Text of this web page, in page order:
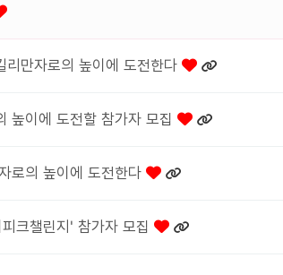
만자로의 높이에 도전한다
높이에 도전할 참가자 모집
로의 높이에 도전한다
크챌린지' 참가자 모집